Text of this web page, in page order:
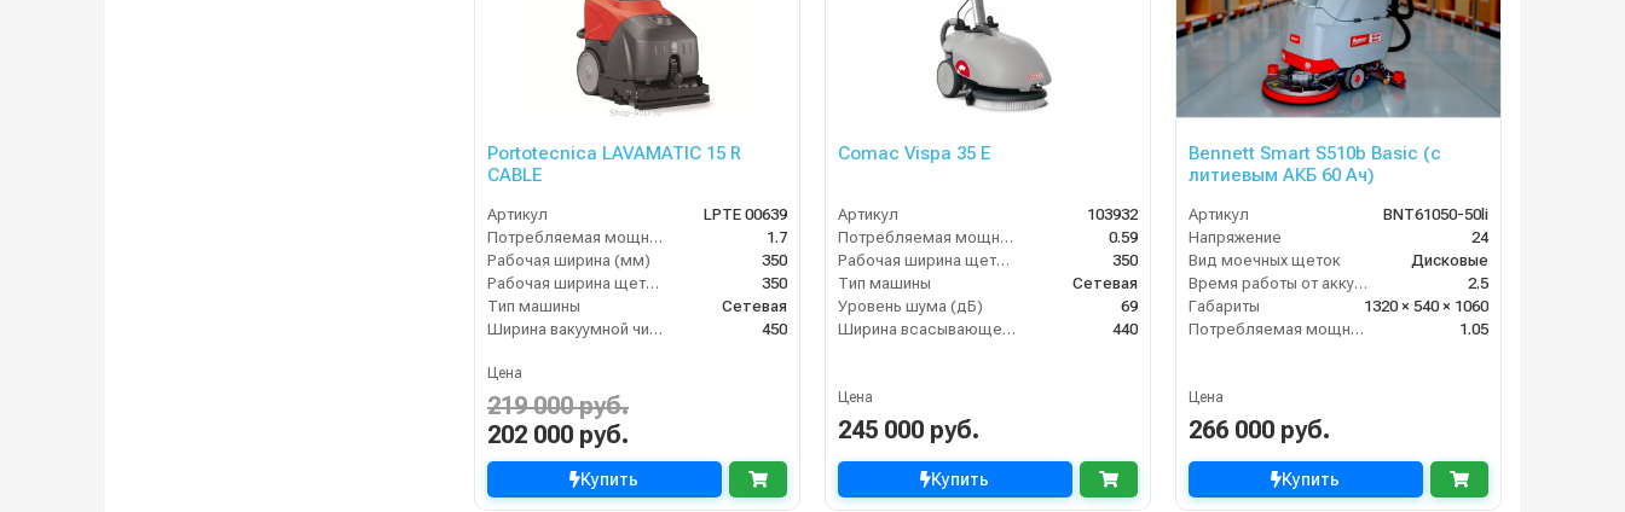
Portotecnica LAVAMATIC 15 R
CABLE
Артикул
LPTE 00639
Потребляемая мощность (кВт)
1.7
Рабочая ширина (мм)
350
Рабочая ширина щеток (мм)
350
Тип машины
Сетевая
Ширина вакуумной чистки (мм)
450
Цена
219 000 руб.
202 000 руб.
Купить
Comac Vispa 35 Е
Артикул
103932
Потребляемая мощность (кВт)
0.59
Рабочая ширина щеток (мм)
350
Тип машины
Сетевая
Уровень шума (дБ)
69
Ширина всасывающей балки (мм)
440
Цена
245 000 руб.
Купить
Bennett Smart S510b Basic (с
литиевым АКБ 60 Ач)
Артикул
BNT61050-50li
Напряжение
24
Вид моечных щеток
Дисковые
Время работы от аккумуляторов (ч)
2.5
Габариты
1320 × 540 × 1060
Потребляемая мощность (кВт)
1.05
Цена
266 000 руб.
Купить